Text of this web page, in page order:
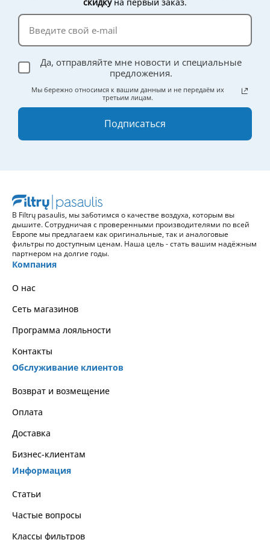
Да, отправляйте мне новости и специальные
предложения.
Мы бережно относимся к вашим данным и не передаём их
третьим лицам.
Подписаться
В Filtrų pasaulis, мы заботимся о качестве воздуха, которым вы
дышите. Сотрудничая с проверенными производителями по всей
Европе мы предлагаем как оригинальные, так и аналоговые
фильтры по доступным ценам. Наша цель - стать вашим надёжным
партнером на долгие годы.
Компания
О нас
Сеть магазинов
Программа лояльности
Контакты
Обслуживание клиентов
Возврат и возмещение
Оплата
Доставка
Бизнес-клиентам
Информация
Статьи
Частые вопросы
Классы фильтров